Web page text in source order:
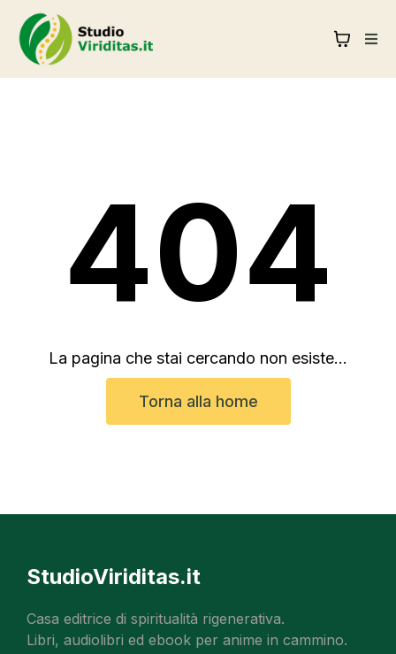
404
La pagina che stai cercando non esiste...
Torna alla home
StudioViriditas.it
Casa editrice di spiritualità rigenerativa.
Libri, audiolibri ed ebook per anime in cammino.